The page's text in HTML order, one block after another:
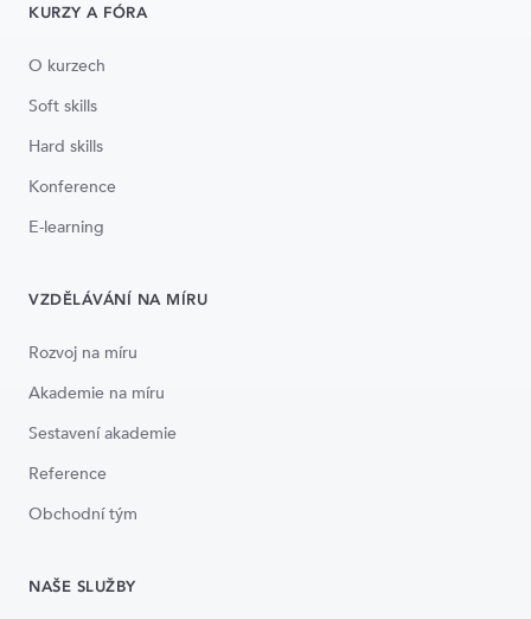
KURZY A FÓRA
O kurzech
Soft skills
Hard skills
Konference
E-learning
VZDĚLÁVÁNÍ NA MÍRU
Rozvoj na míru
Akademie na míru
Sestavení akademie
Reference
Obchodní tým
NAŠE SLUŽBY